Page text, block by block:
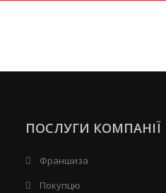
ПОСЛУГИ КОМПАНІЇ
Франшиза
Покупцю